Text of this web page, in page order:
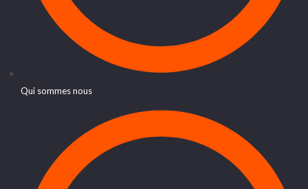
Qui sommes nous